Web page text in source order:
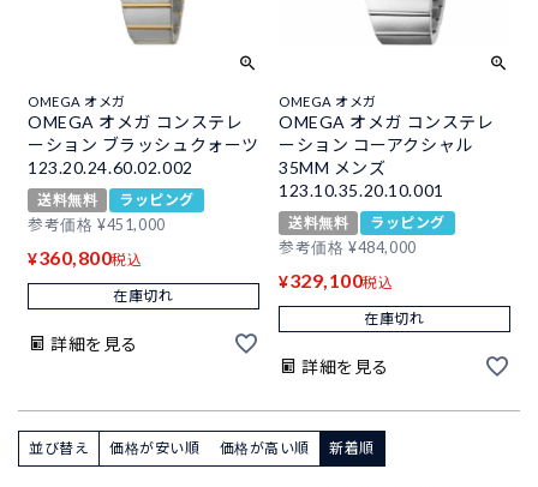
OMEGA オメガ
OMEGA オメガ コンステレ
ーション ブラッシュクォーツ
123.20.24.60.02.002
送料無料
ラッピング
参考価格 ¥451,000
¥360,800税込
在庫切れ
詳細を見る
OMEGA オメガ
OMEGA オメガ コンステレ
ーション コーアクシャル
35MM メンズ
123.10.35.20.10.001
送料無料
ラッピング
参考価格 ¥484,000
¥329,100税込
在庫切れ
詳細を見る
並び替え 価格が安い順 価格が高い順 新着順